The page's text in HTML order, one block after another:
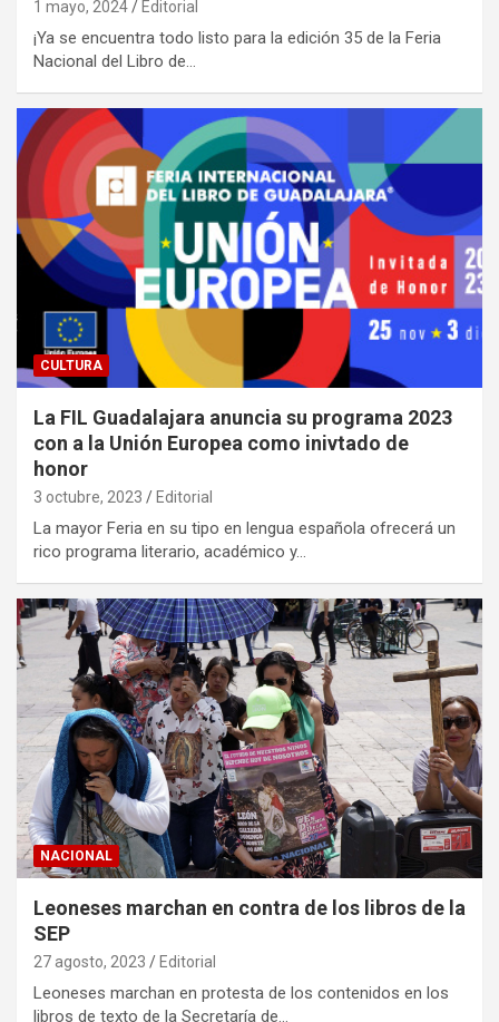
1 mayo, 2024 Editorial
¡Ya se encuentra todo listo para la edición 35 de la Feria
Nacional del Libro de…
CULTURA
La FIL Guadalajara anuncia su programa 2023
con a la Unión Europea como inivtado de
honor
3 octubre, 2023 Editorial
La mayor Feria en su tipo en lengua española ofrecerá un
rico programa literario, académico y…
NACIONAL
Leoneses marchan en contra de los libros de la
SEP
27 agosto, 2023 Editorial
Leoneses marchan en protesta de los contenidos en los
libros de texto de la Secretaría de…